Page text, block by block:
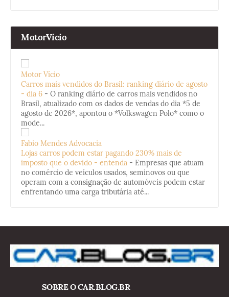
MotorVicio
Motor Vício
Carros mais vendidos do Brasil: ranking diário de agosto
- dia 6 - O ranking diário de carros mais vendidos no
Brasil, atualizado com os dados de vendas do dia *5 de
agosto de 2026*, apontou o *Volkswagen Polo* como o
mode...
Fabio Mendes Advocacia
Lojas carros podem estar pagando 230% mais de
imposto que o devido - entenda - Empresas que atuam
no comércio de veículos usados, seminovos ou que
operam com a consignação de automóveis podem estar
enfrentando uma carga tributária até...
SOBRE O CAR.BLOG.BR